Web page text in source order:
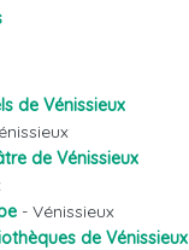
de Vénissieux
de Vénissieux
- Vénissieux
de Vénissieux